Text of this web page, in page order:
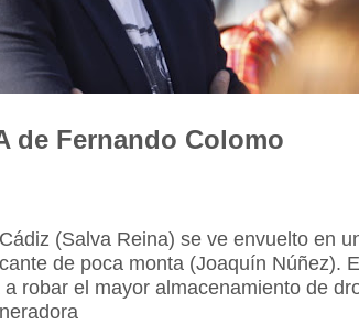
de Fernando Colomo
(Salva Reina) se ve envuelto en
de poca monta (Joaquín Núñez).
robar el mayor almacenamiento de